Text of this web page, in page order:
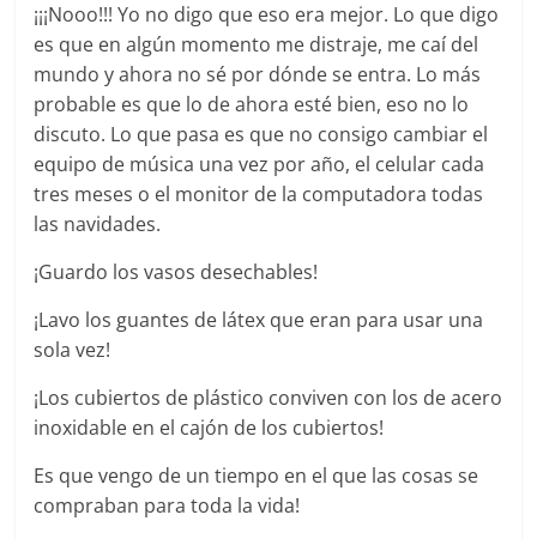
¡¡¡Nooo!!! Yo no digo que eso era mejor. Lo que digo
es que en algún momento me distraje, me caí del
mundo y ahora no sé por dónde se entra. Lo más
probable es que lo de ahora esté bien, eso no lo
discuto. Lo que pasa es que no consigo cambiar el
equipo de música una vez por año, el celular cada
tres meses o el monitor de la computadora todas
las navidades.
¡Guardo los vasos desechables!
¡Lavo los guantes de látex que eran para usar una
sola vez!
¡Los cubiertos de plástico conviven con los de acero
inoxidable en el cajón de los cubiertos!
Es que vengo de un tiempo en el que las cosas se
compraban para toda la vida!